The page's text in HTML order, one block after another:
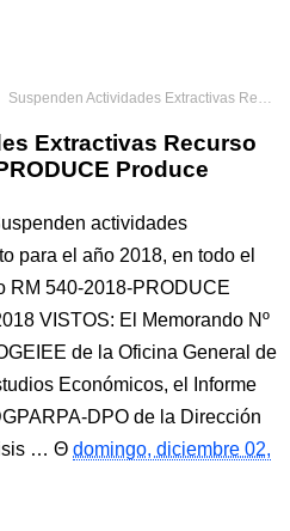
Suspenden Actividades Extractivas Recurso Bonito RM 540-2018-PRODUCE Produce
Extractivas Recurso
Produce
actividades
para el año 2018, en todo el
RM 540-2018-PRODUCE
VISTOS: El Memorando Nº
de la Oficina General de
Económicos, el Informe
DPO de la Dirección
…
domingo, diciembre 02,